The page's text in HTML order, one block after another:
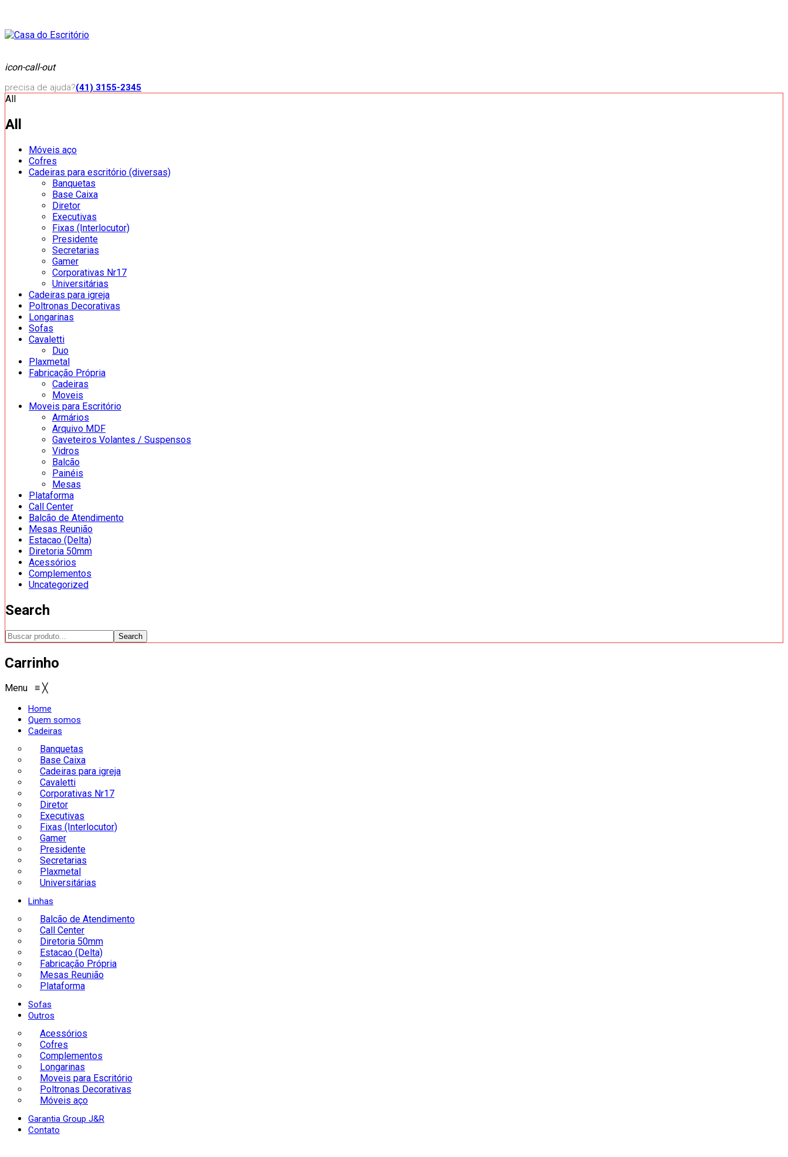
icon-call-out
precisa de ajuda?(41) 3155-2345
All
All
Móveis aço
Cofres
Cadeiras para escritório (diversas)
Banquetas
Base Caixa
Diretor
Executivas
Fixas (Interlocutor)
Presidente
Secretarias
Gamer
Corporativas Nr17
Universitárias
Cadeiras para igreja
Poltronas Decorativas
Longarinas
Sofas
Cavaletti
Duo
Plaxmetal
Fabricação Própria
Cadeiras
Moveis
Moveis para Escritório
Armários
Arquivo MDF
Gaveteiros Volantes / Suspensos
Vidros
Balcão
Painéis
Mesas
Plataforma
Call Center
Balcão de Atendimento
Mesas Reunião
Estacao (Delta)
Diretoria 50mm
Acessórios
Complementos
Uncategorized
Search
Search
Carrinho
Menu ≡ ╳
Home
Quem somos
Cadeiras
Banquetas
Base Caixa
Cadeiras para igreja
Cavaletti
Corporativas Nr17
Diretor
Executivas
Fixas (Interlocutor)
Gamer
Presidente
Secretarias
Plaxmetal
Universitárias
Linhas
Balcão de Atendimento
Call Center
Diretoria 50mm
Estacao (Delta)
Fabricação Própria
Mesas Reunião
Plataforma
Sofas
Outros
Acessórios
Cofres
Complementos
Longarinas
Moveis para Escritório
Poltronas Decorativas
Móveis aço
Garantia Group J&R
Contato